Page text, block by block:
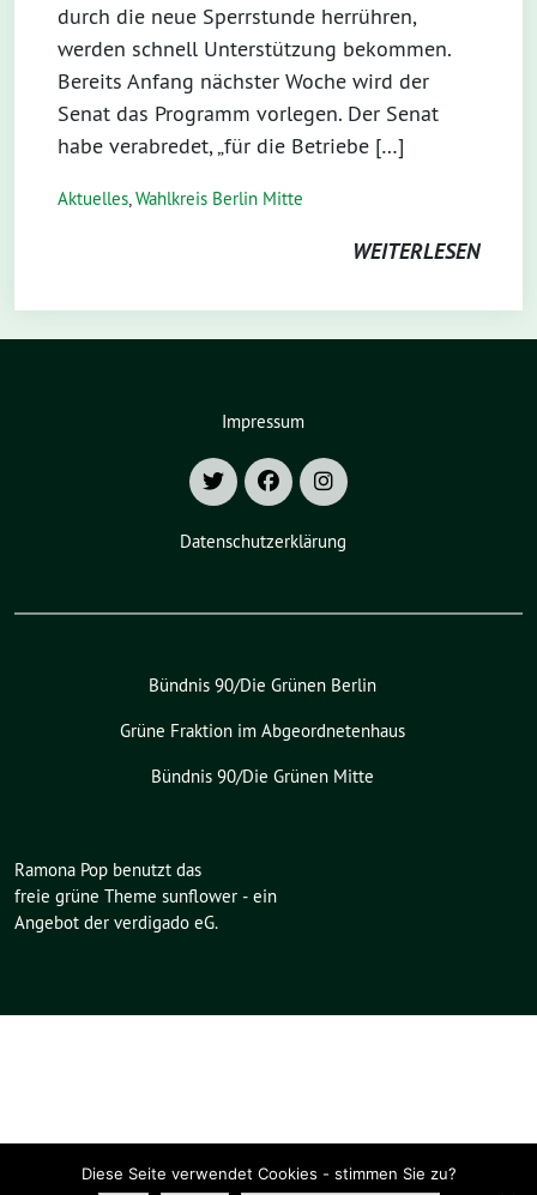
durch die neue Sperrstunde herrühren,
werden schnell Unterstützung bekommen.
Bereits Anfang nächster Woche wird der
Senat das Programm vorlegen. Der Senat
habe verabredet, „für die Betriebe […]
Aktuelles,Wahlkreis Berlin Mitte
WEITERLESEN
Impressum
Datenschutzerklärung
Bündnis 90/Die Grünen Berlin
Grüne Fraktion im Abgeordnetenhaus
Bündnis 90/Die Grünen Mitte
Ramona Pop benutzt das
freie grüne Theme sunflower ‐ ein
Angebot der verdigado eG.
Diese Seite verwendet Cookies - stimmen Sie zu?